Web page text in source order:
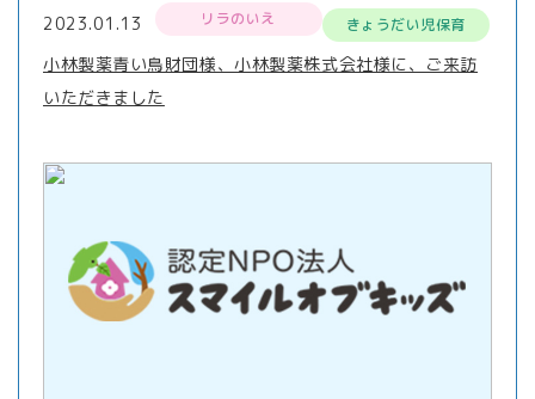
2023.01.13 リラのいえ きょうだい児保育
小林製薬青い鳥財団様、小林製薬株式会社様に、ご来訪
いただきました